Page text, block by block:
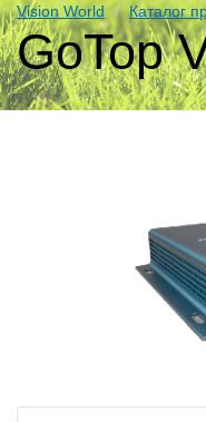
Vision World Каталог
GoTop